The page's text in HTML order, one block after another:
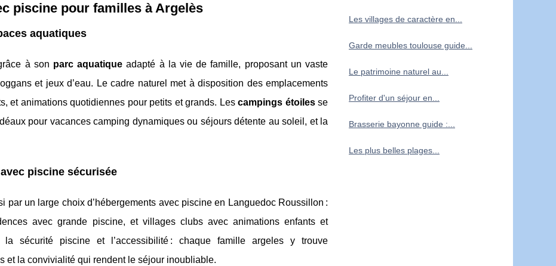
piscine pour familles à Argelès
aquatiques
à son parc aquatique adapté à la vie de famille, proposant un vaste
et jeux d’eau. Le cadre naturel met à disposition des emplacements
et animations quotidiennes pour petits et grands. Les campings étoilesse
pour vacances camping dynamiques ou séjours détente au soleil, et la
piscine sécurisée
par un large choix d’hébergements avec piscine en Languedoc Roussillon :
avec grande piscine, et villages clubs avec animations enfants et
la sécurité piscine et l’accessibilité : chaque famille argeles y trouve
et la convivialité qui rendent le séjour inoubliable.
Les villages de caractère en...
Garde meubles toulouse guide...
Le patrimoine naturel au...
Profiter d'un séjour en...
Brasserie bayonne guide :...
Les plus belles plages...